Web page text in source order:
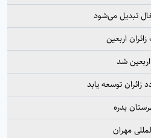
تبدیل می‌شود
اربعین
اربعین شد
زائران توسعه یابد
بدره
مهران